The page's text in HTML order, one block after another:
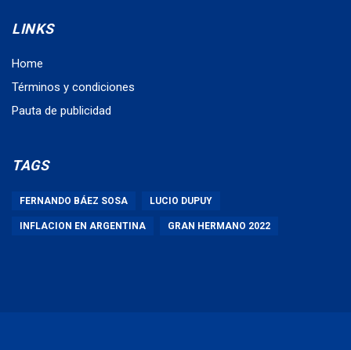
LINKS
Home
Términos y condiciones
Pauta de publicidad
TAGS
FERNANDO BÁEZ SOSA LUCIO DUPUY
INFLACION EN ARGENTINA GRAN HERMANO 2022